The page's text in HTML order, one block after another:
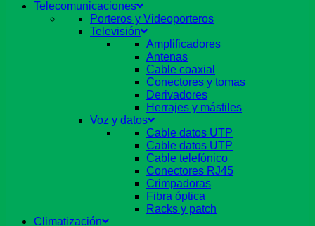
Telecomunicaciones
Porteros y Videoporteros
Televisión
Amplificadores
Antenas
Cable coaxial
Conectores y tomas
Derivadores
Herrajes y mástiles
Voz y datos
Cable datos UTP
Cable datos UTP
Cable telefónico
Conectores RJ45
Crimpadoras
Fibra óptica
Racks y patch
Climatización